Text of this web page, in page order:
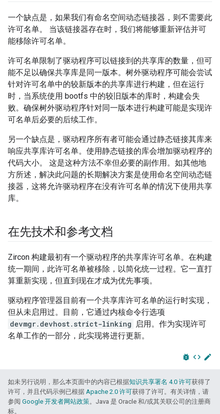
一个缺点是，如果我们有命名空间动态链接器，则不需要此
许可名单。 当该链接器存在时，我们将能够重新评估并可
能移除许可名单。
许可名单限制了驱动程序可以链接到的共享库的数量，但可
能不足以确保共享库是同一版本。树外驱动程序可能会尝试
针对许可名单中的较新版本的共享库进行构建，但在运行
时，当系统使用 bootfs 中的较旧版本的库时，构建会失
败。确保树外驱动程序针对同一版本进行构建可能是实现许
可名单后必要的后续工作。
另一个缺点是，驱动程序所有者可能会通过静态链接其库来
响应共享库许可名单。使用静态链接的库会增加驱动程序的
代码大小。 这是这种方法不幸但必要的副作用。如其他地
方所述，解决此问题的长期解决方案是使用命名空间动态链
接器，这将允许驱动程序在没有许可名单的情况下使用共享
库。
在先技术和参考文档
Zircon 构建最初有一个驱动程序的共享库许可名单。在构建
统一期间，此许可名单被移除，以简化统一过程。它一直打
算重新实现，但直到现在才成为优先事项。
驱动程序管理器目前有一个共享库许可名单的运行时实现，
但从未启用过。目前，它通过内核命令行选项
devmgr.devhost.strict-linking 启用。作为实现许可
名单工作的一部分，此实现将进行更新。
bug_report code edit
如未另行说明，那么本页面中的内容已根据知识共享署名 4.0 许可获得了
许可，并且代码示例已根据 Apache 2.0 许可获得了许可。有关详情，请
参阅 Google 开发者网站政策。Java 是 Oracle 和/或其关联公司的注册商
标。